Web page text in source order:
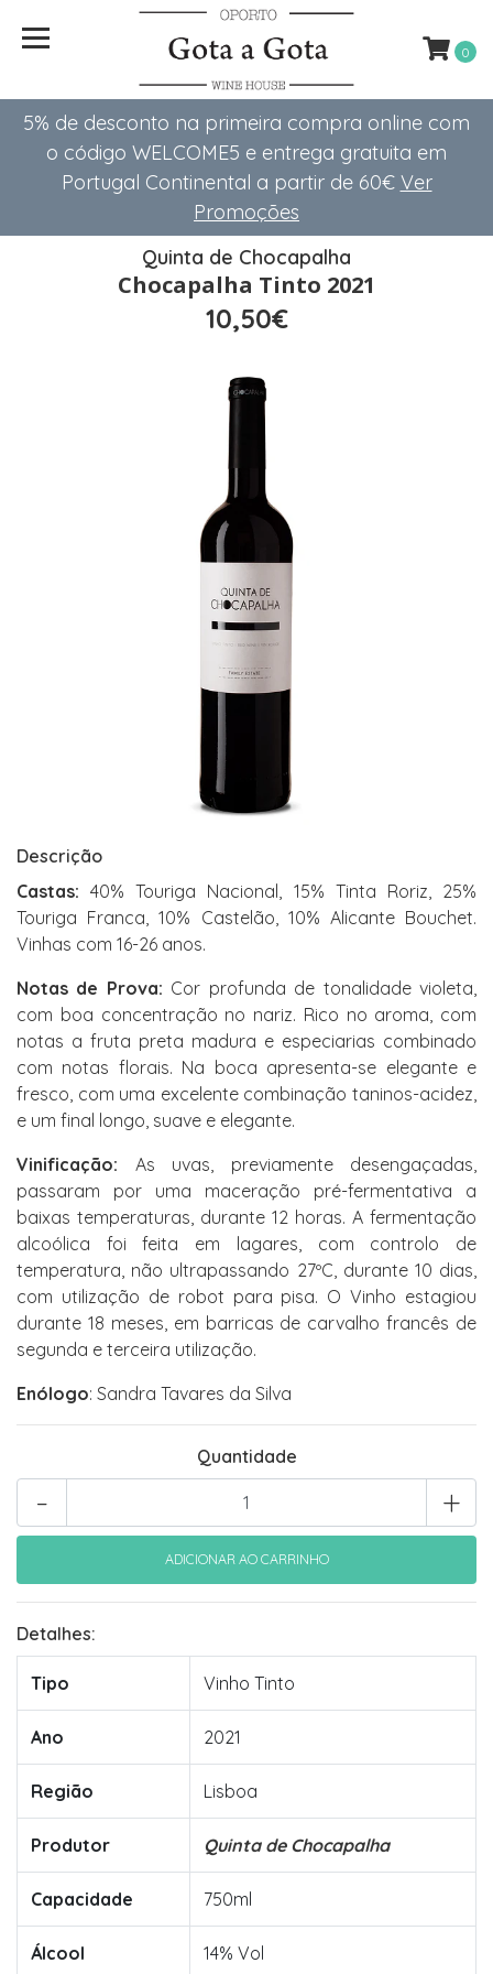
5% de desconto na primeira compra online com
o código WELCOME5 e entrega gratuita em
Portugal Continental a partir de 60€ Ver
Promoções
0
Quinta de Chocapalha
Chocapalha Tinto 2021
10,50€
Descrição
Castas: 40% Touriga Nacional, 15% Tinta Roriz, 25%
Touriga Franca, 10% Castelão, 10% Alicante Bouchet.
Vinhas com 16-26 anos.
Notas de Prova: Cor profunda de tonalidade violeta,
com boa concentração no nariz. Rico no aroma, com
notas a fruta preta madura e especiarias combinado
com notas florais. Na boca apresenta-se elegante e
fresco, com uma excelente combinação taninos-acidez,
e um final longo, suave e elegante.
Vinificação: As uvas, previamente desengaçadas,
passaram por uma maceração pré-fermentativa a
baixas temperaturas, durante 12 horas. A fermentação
alcoólica foi feita em lagares, com controlo de
temperatura, não ultrapassando 27ºC, durante 10 dias,
com utilização de robot para pisa. O Vinho estagiou
durante 18 meses, em barricas de carvalho francês de
segunda e terceira utilização.
Enólogo: Sandra Tavares da Silva
Quantidade
+
-
Detalhes:
Tipo Vinho Tinto
Ano 2021
Região Lisboa
Produtor Quinta de Chocapalha
Capacidade 750ml
Álcool 14% Vol